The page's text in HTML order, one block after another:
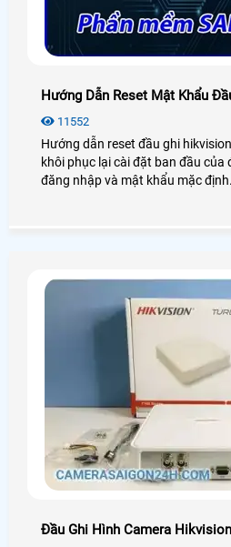
Hướng Dẫn Reset Mật Khẩu
11552
Hướng dẫn reset đầu ghi
khôi phục lại cài đặt ban đầu của
đăng nhập và mật khẩu mặc định. Hướng Dẫn Reset Mật
Đầu Ghi Hình Camera Hikvision